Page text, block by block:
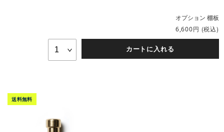
オプション 棚板
6,600円 (税込)
カートに入れる